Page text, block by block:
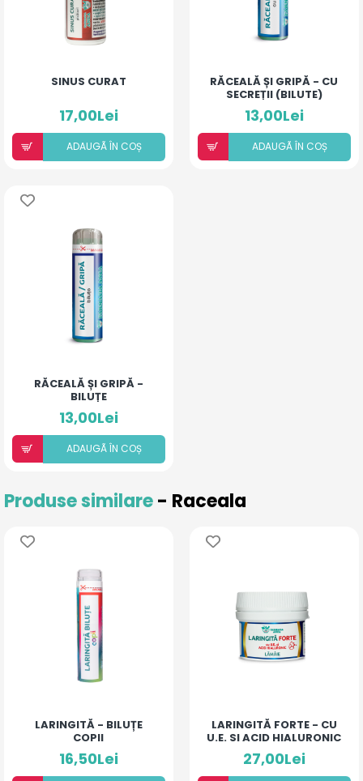
SINUS CURAT
17,00Lei
ADAUGÃ ÎN COȘ
RĂCEALĂ ȘI GRIPĂ - CU
SECREȚII (BILUTE)
13,00Lei
ADAUGÃ ÎN COȘ
RĂCEALĂ ȘI GRIPĂ -
BILUȚE
13,00Lei
ADAUGÃ ÎN COȘ
Produse similare- Raceala
LARINGITĂ - BILUȚE
COPII
16,50Lei
LARINGITĂ FORTE - CU
U.E. SI ACID HIALURONIC
(LĂMÂIE)
27,00Lei